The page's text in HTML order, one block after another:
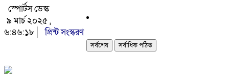
স্পোর্টস ডেস্ক
৯ মার্চ ২০২৫ ,
৬:৪৬:১৮
প্রিন্ট সংস্করণ
সর্বশেষ সর্বাধিক পঠিত